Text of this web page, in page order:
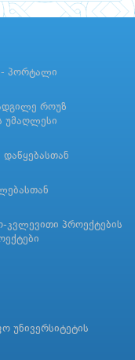
- პორტალი
როუზ
უმაღლესი
კვლევითი პროექტების
უნივერსიტეტის